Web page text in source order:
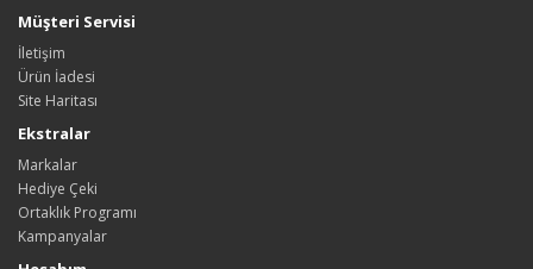
Müşteri Servisi
İletişim
Ürün İadesi
Site Haritası
Ekstralar
Markalar
Hediye Çeki
Ortaklık Programı
Kampanyalar